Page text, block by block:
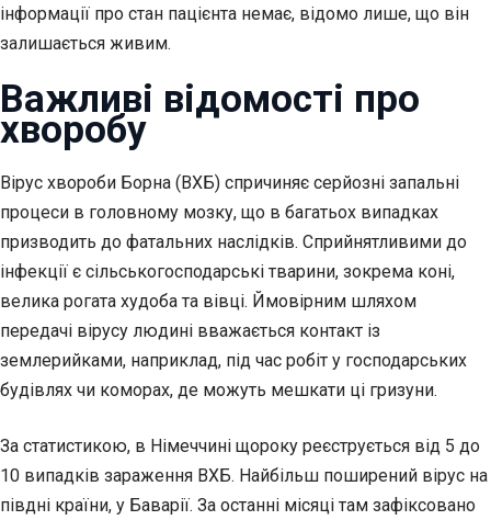
інформації про стан пацієнта немає, відомо лише, що він
залишається живим.
Важливі відомості про
хворобу
Вірус хвороби Борна (ВХБ) спричиняє серйозні запальні
процеси в головному мозку, що в багатьох випадках
призводить до фатальних наслідків. Сприйнятливими до
інфекції є сільськогосподарські тварини, зокрема коні,
велика рогата худоба та вівці. Ймовірним шляхом
передачі вірусу людині вважається контакт із
землерийками, наприклад, під час робіт у господарських
будівлях чи коморах, де можуть мешкати ці гризуни.
За статистикою, в Німеччині щороку реєструється від 5 до
10 випадків зараження ВХБ. Найбільш поширений вірус на
півдні країни, у Баварії. За останні місяці там зафіксовано